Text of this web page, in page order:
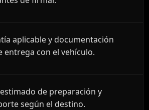
aplicable y documentación
entrega con el vehículo.
de preparación y
según el destino.